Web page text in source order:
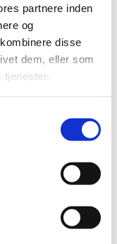
partnere inden
og
disse
dem, eller som
tjenester.